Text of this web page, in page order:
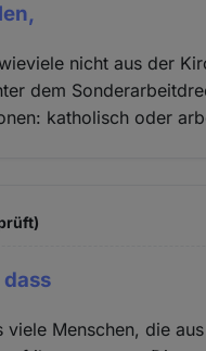
nicht aus der
dem
katholisch oder
Menschen, die